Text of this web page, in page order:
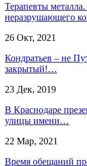
Терапевты
неразрушающего
26 Окт, 2021
Кондратьев – не
закрытый!…
23 Дек, 2019
В Краснодаре
улицы имени…
22 Мар, 2021
Время обещаний